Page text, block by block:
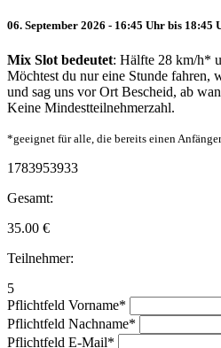
06. September 2026 - 16:45 Uhr bis 18:45
Mix Slot bedeutet: Hälfte 28 km/h*
Möchtest du nur eine Stunde fahren,
und sag uns vor Ort Bescheid, ab
Keine Mindestteilnehmerzahl.
*geeignet für alle, die bereits einen
1783953933
Gesamt:
35.00 €
Teilnehmer:
5
Pflichtfeld Vorname*
Pflichtfeld Nachname*
Pflichtfeld E-Mail*